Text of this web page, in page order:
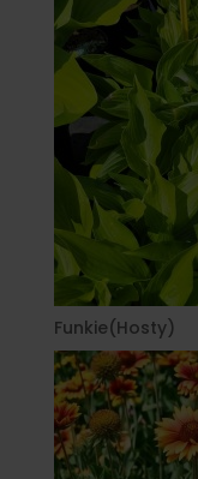
Funkie(Hosty)